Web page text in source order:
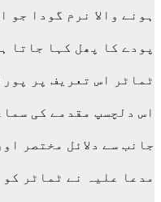
ہونے والا نرم گودا
پودے کا پھل کہا جاتا
ٹماٹر اس تعریف پر
اس دلچسپ مقدمے کی
جانب سے دلائل مختصر
مدعا علیہ نے ٹماٹر